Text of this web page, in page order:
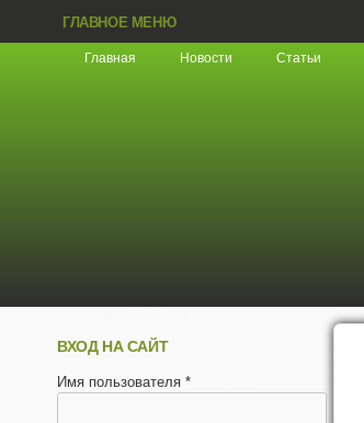
ГЛАВНОЕ МЕНЮ
Главная Новости Статьи
ВХОД НА САЙТ
Имя пользователя *